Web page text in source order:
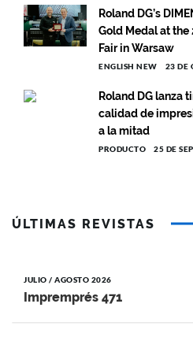
Roland DG’s
Gold Medal at
Fair in Warsaw
ENGLISH NEW 23 DE
Roland DG lanza
calidad de
a la mitad
PRODUCTO 25 DE
ÚLTIMAS REVISTAS
JULIO / AGOSTO 2026
Impremprés 471